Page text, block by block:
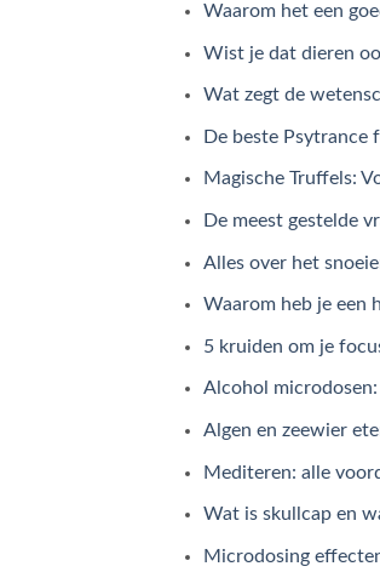
Waarom het een
Wist je dat dieren
Wat zegt de
De beste Psytrance
Magische Truffels:
De meest gestelde
Alles over het
Waarom heb je een
5 kruiden om je
Alcohol
Algen en zeewier
Mediteren: alle
Wat is skullcap en
Microdosing